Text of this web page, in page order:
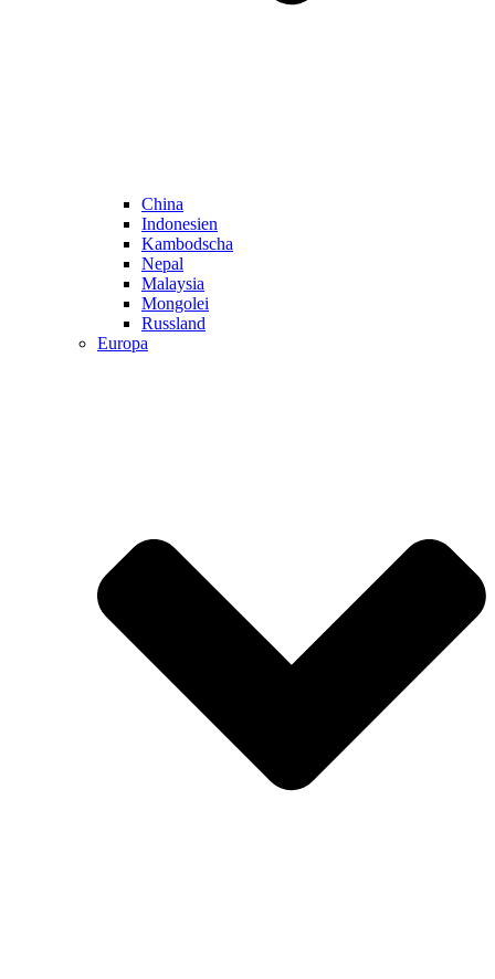
China
Indonesien
Kambodscha
Nepal
Malaysia
Mongolei
Russland
Europa